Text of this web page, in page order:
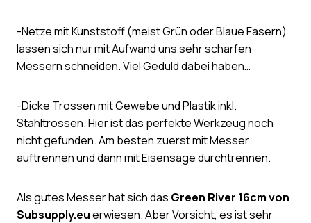
-Netze mit Kunststoff (meist Grün oder Blaue Fasern)
lassen sich nur mit Aufwand uns sehr scharfen
Messern schneiden. Viel Geduld dabei haben…
-Dicke Trossen mit Gewebe und Plastik inkl.
Stahltrossen. Hier ist das perfekte Werkzeug noch
nicht gefunden. Am besten zuerst mit Messer
auftrennen und dann mit Eisensäge durchtrennen.
Als gutes Messer hat sich das Green River 16cm von
Subsupply.euerwiesen. Aber Vorsicht, es ist sehr